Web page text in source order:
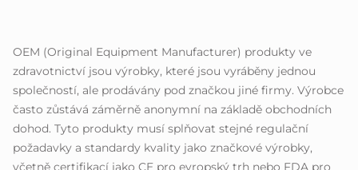
OEM (Original Equipment Manufacturer) produkty ve
zdravotnictví jsou výrobky, které jsou vyráběny jednou
společností, ale prodávány pod značkou jiné firmy. Výrobce
často zůstává záměrně anonymní na základě obchodních
dohod. Tyto produkty musí splňovat stejné regulační
požadavky a standardy kvality jako značkové výrobky,